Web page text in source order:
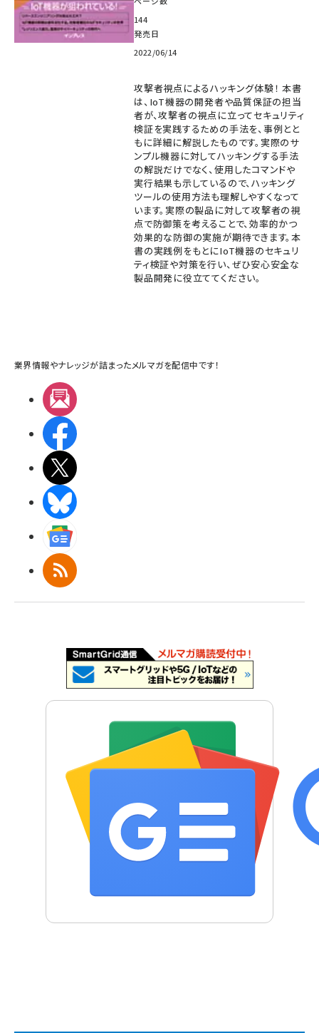
144
発売日
2022/06/14
攻撃者視点によるハッキング体験！ 本書
は、IoT機器の開発者や品質保証の担当
者が、攻撃者の視点に立ってセキュリティ
検証を実践するための手法を、事例とと
もに詳細に解説したものです。実際のサ
ンプル機器に対してハッキングする手法
の解説だけでなく、使用したコマンドや
実行結果も示しているので、ハッキング
ツールの使用方法も理解しやすくなって
います。実際の製品に対して攻撃者の視
点で防御策を考えることで、効率的かつ
効果的な防御の実施が期待できます。本
書の実践例をもとにIoT機器のセキュリ
ティ検証や対策を行い、ぜひ安心安全な
製品開発に役立ててください。
業界情報やナレッジが詰まったメルマガを配信中です！
RSS